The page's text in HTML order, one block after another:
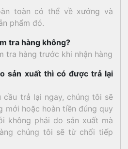
toàn có thể về xưởng và
phẩm đó.
tra hàng không?
tra hàng trước khi nhận hàng
sản xuất thì có được trả lại
cầu trả lại ngay, chúng tôi sẽ
mới hoặc hoàn tiền đúng quy
không phải do sản xuất mà
chúng tôi sẽ từ chối tiếp